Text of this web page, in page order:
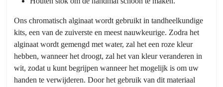
Ons chromatisch alginaat wordt gebruikt in tandheelkundige
kits, een van de zuiverste en meest nauwkeurige. Zodra het
alginaat wordt gemengd met water, zal het een roze kleur
hebben, wanneer het droogt, zal het van kleur veranderen in
wit, zodat u kunt begrijpen wanneer het mogelijk is om uw
handen te verwijderen. Door het gebruik van dit materiaal